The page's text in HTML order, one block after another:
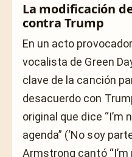
La modificación
contra Trump
En un acto
vocalista de Green
clave de la canción
desacuerdo con
original que dice “I’m
agenda” (‘No soy
Armstrong cantó